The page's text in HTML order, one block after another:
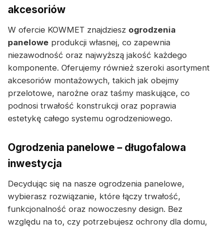
akcesoriów
W ofercie KOWMET znajdziesz ogrodzenia
panelowe produkcji własnej, co zapewnia
niezawodność oraz najwyższą jakość każdego
komponente. Oferujemy również szeroki asortyment
akcesoriów montażowych, takich jak obejmy
przelotowe, narożne oraz taśmy maskujące, co
podnosi trwałość konstrukcji oraz poprawia
estetykę całego systemu ogrodzeniowego.
Ogrodzenia panelowe – długofalowa
inwestycja
Decydując się na nasze ogrodzenia panelowe,
wybierasz rozwiązanie, które łączy trwałość,
funkcjonalność oraz nowoczesny design. Bez
względu na to, czy potrzebujesz ochrony dla domu,